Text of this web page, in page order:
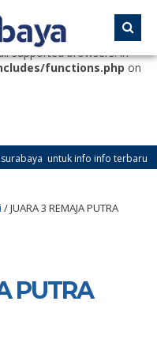
>add_data() was called
since version 6.9.0! IE
supported browsers. in
functions.php on
untuk info info terbaru dari
/JUARA 3 REMAJA PUTRA
PUTRA